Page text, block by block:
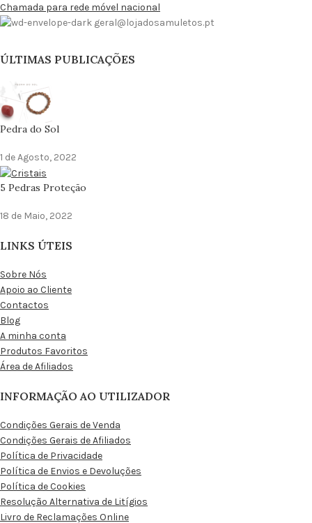
Chamada para rede móvel nacional
geral@lojadosamuletos.pt
ÚLTIMAS PUBLICAÇÕES
Pedra do Sol
1 de Agosto, 2022
5 Pedras Proteção
18 de Maio, 2022
LINKS ÚTEIS
Sobre Nós
Apoio ao Cliente
Contactos
Blog
A minha conta
Produtos Favoritos
Área de Afiliados
INFORMAÇÃO AO UTILIZADOR
Condições Gerais de Venda
Condições Gerais de Afiliados
Política de Privacidade
Política de Envios e Devoluções
Política de Cookies
Resolução Alternativa de Litígios
Livro de Reclamações Online